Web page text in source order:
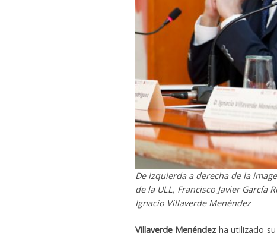
De izquierda a derecha de la
de la ULL, Francisco Javier García
Ignacio Villaverde Menéndez
Villaverde Menéndezha utilizado